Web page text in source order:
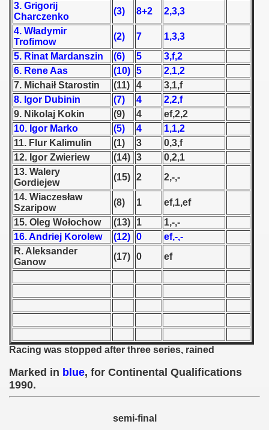
3. Grigorij
Charczenko
(3) 8+2
2,3,3
4. Władymir
Trofimow
(2) 7
1,3,3
5. Rinat Mardanszin
(6) 5
3,f,2
6. Rene Aas
(10) 5
2,1,2
7. Michaił Starostin
(11) 4
3,1,f
8. Igor Dubinin
(7) 4
2,2,f
9. Nikolaj Kokin
(9) 4
ef,2,2
10. Igor Marko
(5) 4
1,1,2
11. Flur Kalimulin
(1) 3
0,3,f
12. Igor Zwieriew
(14) 3
0,2,1
13. Walery
Gordiejew
(15) 2
2,-,-
14. Wiaczesław
Szaripow
(8) 1
ef,1,ef
15. Oleg Wołochow
(13) 1
1,-,-
16. Andriej Korolew
(12) 0
ef,-,-
R. Aleksander
Ganow
(17) 0 ef
Racing was stopped after three series, rained
Marked in blue, for Continental Qualifications
1990.
semi-final
1946
- 1952
- 1953
- 1954
- 1956
- 1957
- 1958
- 1959